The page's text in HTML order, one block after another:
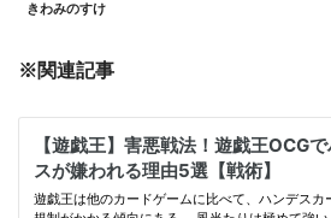
きわみのすけ
※関連記事